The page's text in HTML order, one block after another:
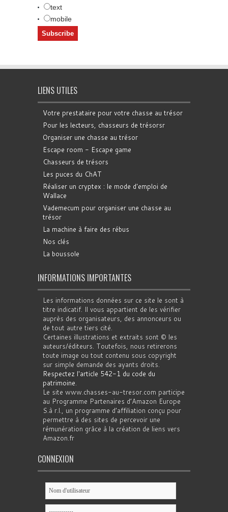
text
mobile
LIENS UTILES
Votre prestataire pour votre chasse au trésor
Pour les lecteurs, chasseurs de trésorsr
Organiser une chasse au trésor
Escape room - Escape game
Chasseurs de trésors
Les puces du ChAT
Réaliser un cryptex : le mode d'emploi de
Wallace
Vademecum pour organiser une chasse au
trésor
La machine à faire des rébus
Nos clés
La boussole
INFORMATIONS IMPORTANTES
Les informations données sur ce site le sont à
titre indicatif. Il vous appartient de les vérifier
auprès des organisateurs, des annonceurs ou
de tout autre tiers cité.
Certaines illustrations et extraits sont © les
auteurs/éditeurs. Toutefois, nous retirerons
toute image ou tout contenu sous copyright
sur simple demande des ayants droits.
Respectez l'article 542-1 du code du
patrimoine.
Le site www.chasses-au-tresor.com participe
au Programme Partenaires d’Amazon Europe
S.à r.l., un programme d’affiliation conçu pour
permettre à des sites de percevoir une
rémunération grâce à la création de liens vers
Amazon.fr
CONNEXION